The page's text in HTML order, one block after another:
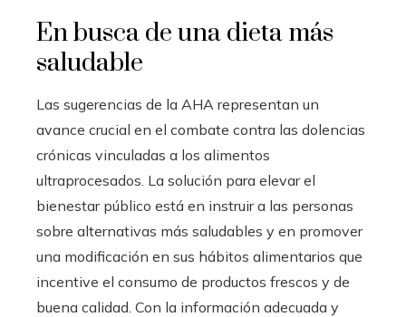
En busca de una dieta más
saludable
Las sugerencias de la AHA representan un
avance crucial en el combate contra las dolencias
crónicas vinculadas a los alimentos
ultraprocesados. La solución para elevar el
bienestar público está en instruir a las personas
sobre alternativas más saludables y en promover
una modificación en sus hábitos alimentarios que
incentive el consumo de productos frescos y de
buena calidad. Con la información adecuada y